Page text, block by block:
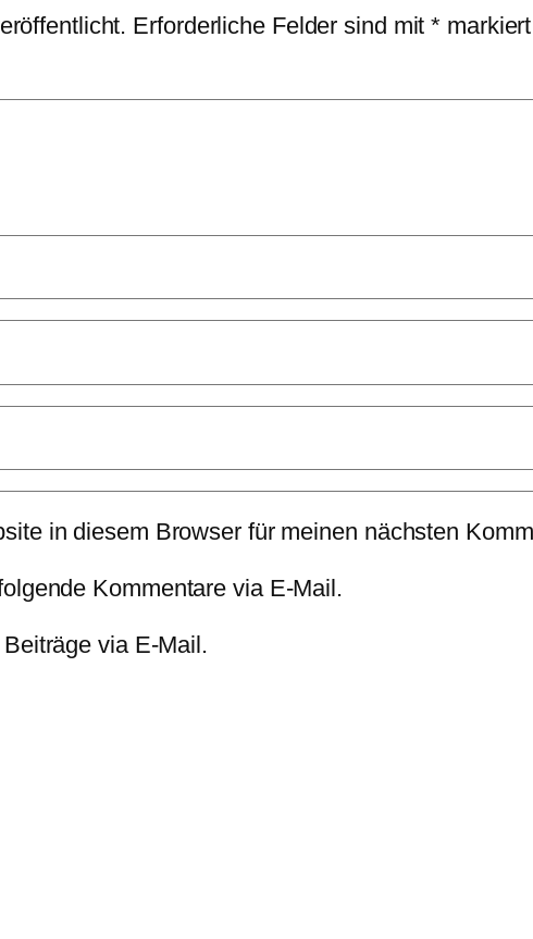
Erforderliche Felder sind mit* markiert
in diesem Browser für meinen nächsten
Kommentare via E-Mail.
via E-Mail.